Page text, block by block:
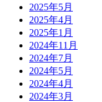
2025年5月
2025年4月
2025年1月
2024年11月
2024年7月
2024年5月
2024年4月
2024年3月